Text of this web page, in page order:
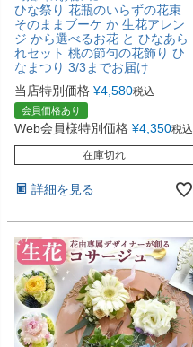
ひな祭り 花瓶のいらずの花束
そのままブーケ か 生花アレン
ジ から選べるお花 と ひなあら
れセット 桃の節句の花飾り ひ
なまつり 3/3までお届け
当店特別価格 ¥4,580税込
会員価格あり
Web会員様特別価格 ¥4,350税込
在庫切れ
詳細を見る